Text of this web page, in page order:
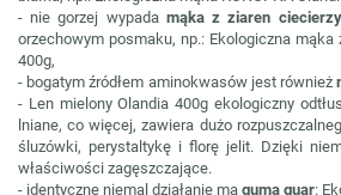
- nie gorzej wypada mąka z ziaren
orzechowym posmaku, np.: Ekologiczna mąka
400g,
- bogatym źródłem aminokwasów jest również
- Len mielony Olandia 400g ekologiczny
lniane, co więcej, zawiera dużo
śluzówki, perystaltykę i florę jelit. Dzięki
właściwości zagęszczające.
- identyczne niemal działanie ma guma guar: